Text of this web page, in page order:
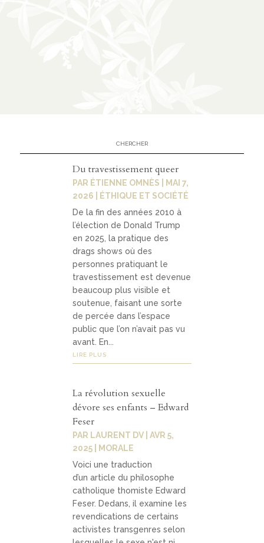
Du travestissement queer
PAR ÉTIENNE OMNÈS
MAI 7,
2026
ÉTHIQUE ET SOCIÉTÉ
De la fin des années 2010 à
l’élection de Donald Trump
en 2025, la pratique des
drags shows où des
personnes pratiquant le
travestissement est devenue
beaucoup plus visible et
soutenue, faisant une sorte
de percée dans l’espace
public que l’on n’avait pas vu
avant. En...
LIRE PLUS
La révolution sexuelle
dévore ses enfants – Edward
Feser
PAR LAURENT DV |AVR 5,
2025
MORALE
Voici une traduction
d’un article du philosophe
catholique thomiste Edward
Feser. Dedans, il examine les
revendications de certains
activistes transgenres selon